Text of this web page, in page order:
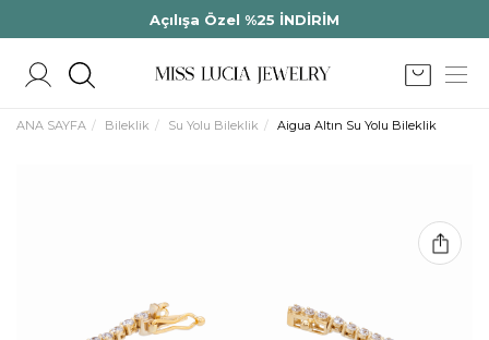
Açılışa Özel %25 İNDİRİM
ANA SAYFA Bileklik Su Yolu Bileklik Aigua Altın Su Yolu Bileklik